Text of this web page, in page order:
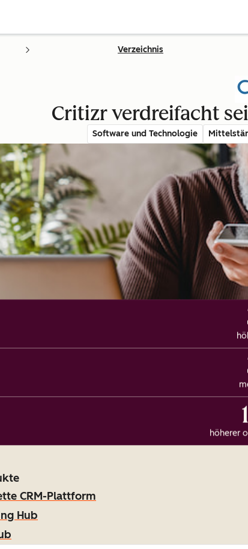
Verzeichnis
Critizr verdreifacht
Software und Technologie
höherer
CRM-Plattform
Hub